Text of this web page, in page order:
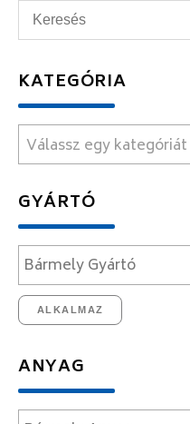
KATEGÓRIA
Válassz egy kategóriát
GYÁRTÓ
ALKALMAZ
ANYAG